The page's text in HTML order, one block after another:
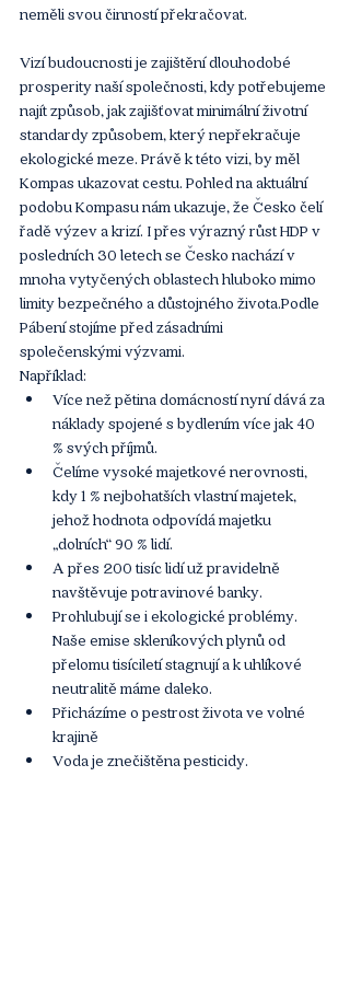
neměli svou činností překračovat.
Vizí budoucnosti je zajištění dlouhodobé
prosperity naší společnosti, kdy potřebujeme
najít způsob, jak zajišťovat minimální životní
standardy způsobem, který nepřekračuje
ekologické meze. Právě k této vizi, by měl
Kompas ukazovat cestu. Pohled na aktuální
podobu Kompasu nám ukazuje, že Česko čelí
řadě výzev a krizí. I přes výrazný růst HDP v
posledních 30 letech se Česko nachází v
mnoha vytyčených oblastech hluboko mimo
limity bezpečného a důstojného života.Podle
Pábení stojíme před zásadními
společenskými výzvami.
Například:
Více než pětina domácností nyní dává za
náklady spojené s bydlením více jak 40
% svých příjmů.
Čelíme vysoké majetkové nerovnosti,
kdy 1 % nejbohatších vlastní majetek,
jehož hodnota odpovídá majetku
„dolních“ 90 % lidí.
A přes 200 tisíc lidí už pravidelně
navštěvuje potravinové banky.
Prohlubují se i ekologické problémy.
Naše emise skleníkových plynů od
přelomu tisíciletí stagnují a k uhlíkové
neutralitě máme daleko.
Přicházíme o pestrost života ve volné
krajině
Voda je znečištěna pesticidy.